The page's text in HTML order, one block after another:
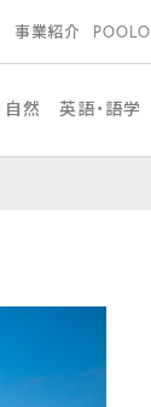
事業紹介 POOLO
自然 英語・語学